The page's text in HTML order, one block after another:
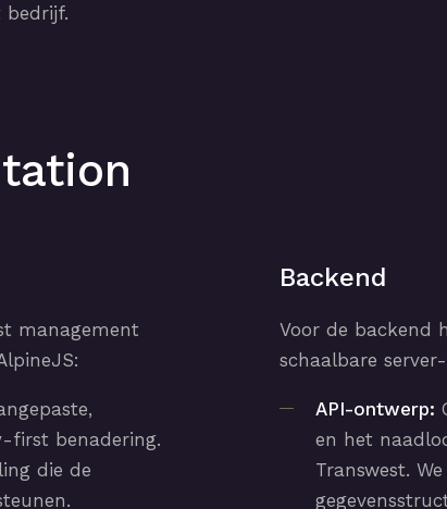
bedrijf.
management
first benadering.
die de
Backend
Voor de backend
schaalbare
API-ontwerp:
en het
Transwest.